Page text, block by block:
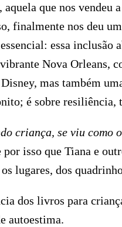
aquela que nos vendeu
finalmente nos deu
essa inclusão
Nova Orleans,
mas também
é sobre resiliência,
criança, se viu como
isso que Tiana e
lugares, dos
dos livros para
autoestima.